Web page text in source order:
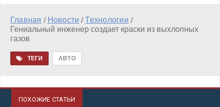
Главная / Новости /Технологии /
Гениальный инженер создает краски из выхлопных
газов
ТЕГИ АВТО
ПОХОЖИЕ СТАТЬИ